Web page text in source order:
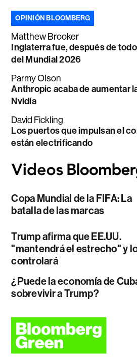
OPINIÓN BLOOMBERG
Matthew Brooker
Inglaterra fue, después de
del Mundial 2026
Parmy Olson
Anthropic acaba de aumentar
Nvidia
David Fickling
Los puertos que impulsan el
están electrificando
Copa Mundial de la FIFA: La
batalla de las marcas
Trump afirma que EE.UU.
"mantendrá el estrecho" y
controlará
¿Puede la economía de
sobrevivir a Trump?